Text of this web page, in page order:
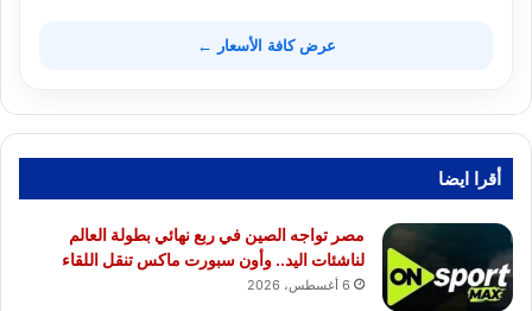
عرض كافة الأسعار ←
أقرا ايضا
مصر تواجه الصين في ربع نهائي بطولة العالم
لناشئات اليد.. وأون سبورت ماكس تنقل اللقاء
6 أغسطس، 2026